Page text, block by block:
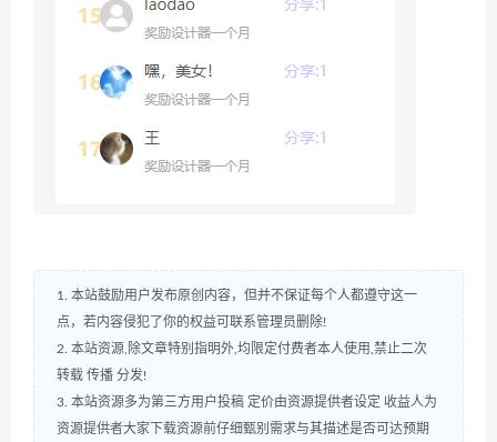
1. 本站鼓励用户发布原创内容，但并不保证每个人都遵守这一
点，若内容侵犯了你的权益可联系管理员删除!
2. 本站资源,除文章特别指明外,均限定付费者本人使用,禁止二次
转载 传播 分发!
3. 本站资源多为第三方用户投稿 定价由资源提供者设定 收益人为
资源提供者大家下载资源前仔细甄别需求与其描述是否可达预期